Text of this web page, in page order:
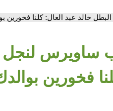
خالد عبد العال: كلنا فخورين
ساويرس لنجل
فخورين